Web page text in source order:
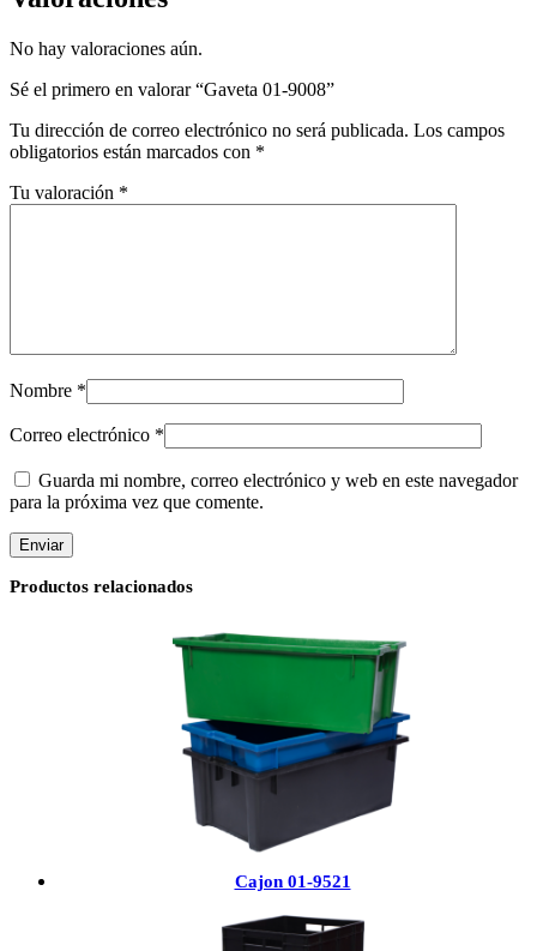
No hay valoraciones aún.
Sé el primero en valorar “Gaveta 01-9008”
Tu dirección de correo electrónico no será publicada. Los campos
obligatorios están marcados con *
Tu valoración *
Nombre *
Correo electrónico *
Guarda mi nombre, correo electrónico y web en este navegador
para la próxima vez que comente.
Productos relacionados
Cajon 01-9521